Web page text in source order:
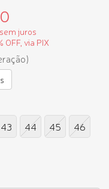
juros
OFF, via PIX
43 44 45
46